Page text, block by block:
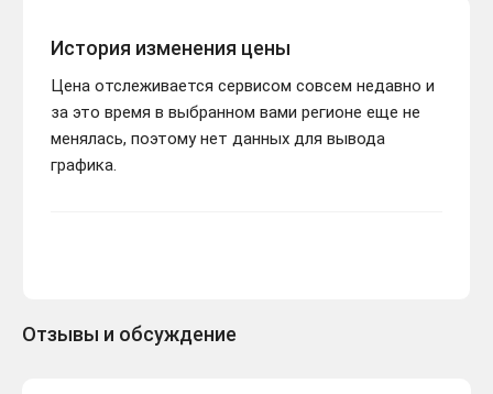
История изменения цены
Цена отслеживается сервисом совсем недавно и
за это время в выбранном вами регионе еще не
менялась, поэтому нет данных для вывода
графика.
Отзывы и обсуждение